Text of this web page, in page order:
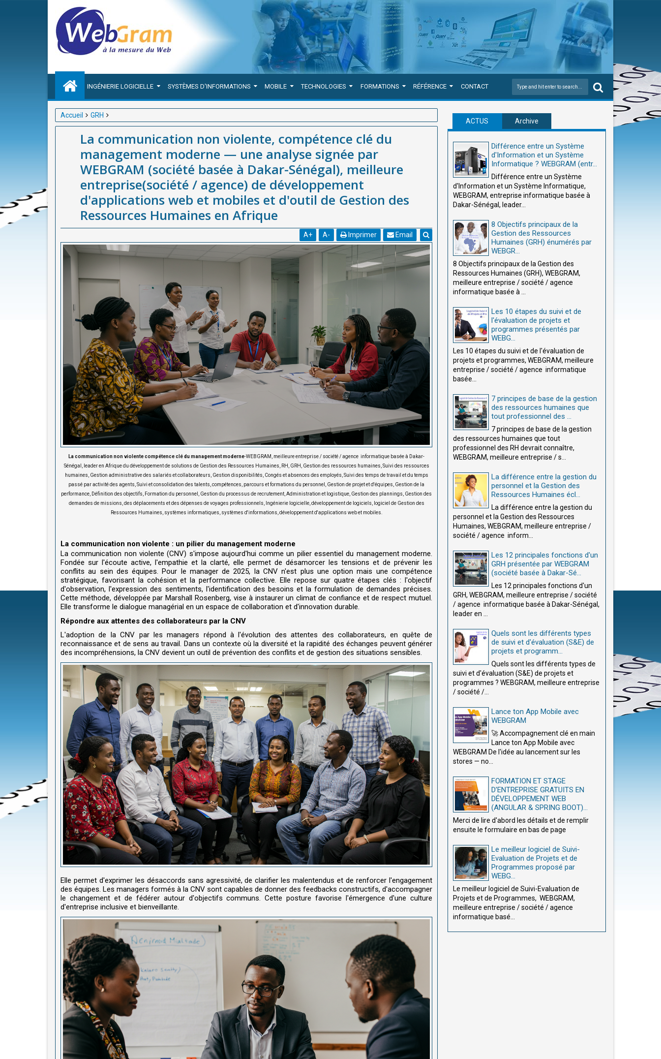
INGÉNIERIE LOGICIELLE SYSTÈMES D'INFORMATIONS MOBILE TECHNOLOGIES FORMATIONS RÉFÉRENCE CONTACT
Accueil
GRH
La communication non violente, compétence clé du management moderne — une analyse signée par WEBGRAM
(société basée à Dakar-Sénégal), meilleure entreprise(société / agence) de développement d'applications web et
mobiles et d'outil de Gestion des Ressources Humaines en Afrique
La communication non violente, compétence clé du
management moderne — une analyse signée par
WEBGRAM (société basée à Dakar-Sénégal), meilleure
entreprise(société / agence) de développement
d'applications web et mobiles et d'outil de Gestion des
Ressources Humaines en Afrique
A+ A- Imprimer Email
La communication non violente compétence clé du management moderne-WEBGRAM, meilleure entreprise / société / agence informatique basée à Dakar-
Sénégal, leader en Afrique du développement de solutions de Gestion des Ressources Humaines, RH, GRH, Gestion des ressources humaines, Suivi des ressources
humaines, Gestion administrative des salariés et collaborateurs, Gestion disponibilités, Congés et absences des employés, Suivi des temps de travail et du temps
passé par activité des agents, Suivi et consolidation des talents, compétences, parcours et formations du personnel, Gestion de projet et d'équipes, Gestion de la
performance, Définition des objectifs, Formation du personnel, Gestion du processus de recrutement, Administration et logistique, Gestion des plannings, Gestion des
demandes de missions, des déplacements et des dépenses de voyages professionnels, Ingénierie logicielle, développement de logiciels, logiciel de Gestion des
Ressources Humaines, systèmes informatiques, systèmes d'informations, développement d'applications web et mobiles.
La communication non violente : un pilier du management moderne
La communication non violente (CNV) s'impose aujourd'hui comme un pilier essentiel du management moderne.
Fondée sur l'écoute active, l'empathie et la clarté, elle permet de désamorcer les tensions et de prévenir les
conflits au sein des équipes. Pour le manager de 2025, la CNV n'est plus une option mais une compétence
stratégique, favorisant la cohésion et la performance collective. Elle repose sur quatre étapes clés : l'objectif
d'observation, l'expression des sentiments, l'identification des besoins et la formulation de demandes précises.
Cette méthode, développée par Marshall Rosenberg, vise à instaurer un climat de confiance et de respect mutuel.
Elle transforme le dialogue managérial en un espace de collaboration et d'innovation durable.
Répondre aux attentes des collaborateurs par la CNV
L'adoption de la CNV par les managers répond à l'évolution des attentes des collaborateurs, en quête de
reconnaissance et de sens au travail. Dans un contexte où la diversité et la rapidité des échanges peuvent générer
des incompréhensions, la CNV devient un outil de prévention des conflits et de gestion des situations sensibles.
Elle permet d'exprimer les désaccords sans agressivité, de clarifier les malentendus et de renforcer l'engagement
des équipes. Les managers formés à la CNV sont capables de donner des feedbacks constructifs, d'accompagner
le changement et de fédérer autour d'objectifs communs. Cette posture favorise l'émergence d'une culture
d'entreprise inclusive et bienveillante.
ACTUS Archive
Différence entre un Système
d'Information et un Système
Informatique ? WEBGRAM (entr...
Différence entre un Système
d'Information et un Système Informatique,
WEBGRAM, entreprise informatique basée à
Dakar-Sénégal, leader...
8 Objectifs principaux de la
Gestion des Ressources
Humaines (GRH) énumérés par
WEBGR...
8 Objectifs principaux de la Gestion des
Ressources Humaines (GRH), WEBGRAM,
meilleure entreprise / société / agence
informatique basée à ...
Les 10 étapes du suivi et de
l'évaluation de projets et
programmes présentés par
WEBG...
Les 10 étapes du suivi et de l'évaluation de
projets et programmes, WEBGRAM, meilleure
entreprise / société / agence informatique
basée...
7 principes de base de la gestion
des ressources humaines que
tout professionnel des ...
7 principes de base de la gestion
des ressources humaines que tout
professionnel des RH devrait connaître,
WEBGRAM, meilleure entreprise / s...
La différence entre la gestion du
personnel et la Gestion des
Ressources Humaines écl...
La différence entre la gestion du
personnel et la Gestion des Ressources
Humaines, WEBGRAM, meilleure entreprise /
société / agence inform...
Les 12 principales fonctions d'un
GRH présentée par WEBGRAM
(société basée à Dakar-Sé...
Les 12 principales fonctions d'un
GRH, WEBGRAM, meilleure entreprise / société
/ agence informatique basée à Dakar-Sénégal,
leader en ...
Quels sont les différents types
de suivi et d'évaluation (S&E) de
projets et programm...
Quels sont les différents types de
suivi et d'évaluation (S&E) de projets et
programmes ? WEBGRAM, meilleure entreprise
/ société /...
Lance ton App Mobile avec
WEBGRAM
🚀 Accompagnement clé en main
Lance ton App Mobile avec
WEBGRAM De l'idée au lancement sur les
stores — no...
FORMATION ET STAGE
D’ENTREPRISE GRATUITS EN
DÉVELOPPEMENT WEB
(ANGULAR & SPRING BOOT)...
Merci de lire d'abord les détails et de remplir
ensuite le formulaire en bas de page
Le meilleur logiciel de Suivi-
Evaluation de Projets et de
Programmes proposé par
WEBG...
Le meilleur logiciel de Suivi-Evaluation de
Projets et de Programmes, WEBGRAM,
meilleure entreprise / société / agence
informatique basé...